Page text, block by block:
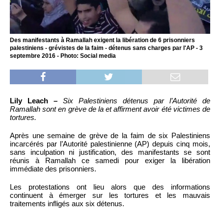
Des manifestants à Ramallah exigent la libération de 6 prisonniers
palestiniens - grévistes de la faim - détenus sans charges par l'AP - 3
septembre 2016 - Photo: Social media
Lily Leach – Six Palestiniens détenus par l’Autorité de
Ramallah sont en grève de la et affirment avoir été victimes de
tortures.
Après une semaine de grève de la faim de six Palestiniens
incarcérés par l’Autorité palestinienne (AP) depuis cinq mois,
sans inculpation ni justification, des manifestants se sont
réunis à Ramallah ce samedi pour exiger la libération
immédiate des prisonniers.
Les protestations ont lieu alors que des informations
continuent à émerger sur les tortures et les mauvais
traitements infligés aux six détenus.